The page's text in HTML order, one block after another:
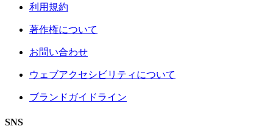
利用規約
著作権について
お問い合わせ
ウェブアクセシビリティについて
ブランドガイドライン
SNS